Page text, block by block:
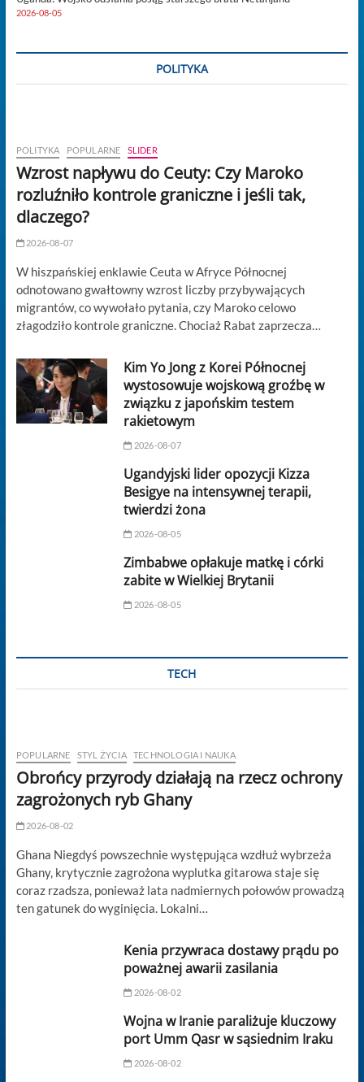
2026-08-05
POLITYKA
POLITYKA POPULARNE SLIDER
Wzrost napływu do Ceuty: Czy Maroko
rozluźniło kontrole graniczne i jeśli tak,
dlaczego?
2026-08-07
W hiszpańskiej enklawie Ceuta w Afryce Północnej
odnotowano gwałtowny wzrost liczby przybywających
migrantów, co wywołało pytania, czy Maroko celowo
złagodziło kontrole graniczne. Chociaż Rabat zaprzecza…
Kim Yo Jong z Korei Północnej
wystosowuje wojskową groźbę w
związku z japońskim testem
rakietowym
2026-08-07
Ugandyjski lider opozycji Kizza
Besigye na intensywnej terapii,
twierdzi żona
2026-08-05
Zimbabwe opłakuje matkę i córki
zabite w Wielkiej Brytanii
2026-08-05
TECH
POPULARNE STYL ŻYCIA TECHNOLOGIA I NAUKA
Obrońcy przyrody działają na rzecz ochrony
zagrożonych ryb Ghany
2026-08-02
Ghana Niegdyś powszechnie występująca wzdłuż wybrzeża
Ghany, krytycznie zagrożona wyplutka gitarowa staje się
coraz rzadsza, ponieważ lata nadmiernych połowów prowadzą
ten gatunek do wyginięcia. Lokalni…
Kenia przywraca dostawy prądu po
poważnej awarii zasilania
2026-08-02
Wojna w Iranie paraliżuje kluczowy
port Umm Qasr w sąsiednim Iraku
2026-08-02